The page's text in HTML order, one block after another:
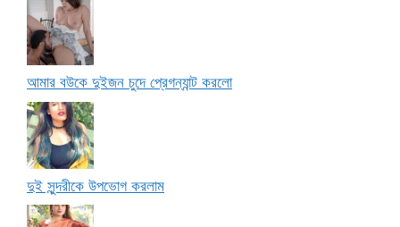
আমার বউকে দুইজন চুদে প্রেগন্যান্ট করলো
দুই সুন্দরীকে উপভোগ করলাম